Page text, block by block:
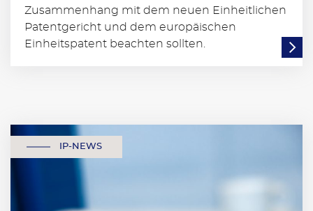
Zusammenhang mit dem neuen Einheitlichen
Patentgericht und dem europäischen
Einheitspatent beachten sollten.
IP-NEWS